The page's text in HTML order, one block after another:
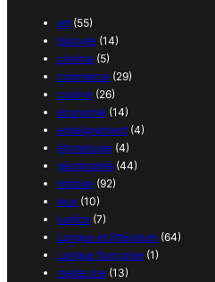
art (55)
biologie (14)
cinéma (5)
commerce (29)
cuisine (26)
économie (14)
enseignement (4)
étymologie (4)
géographie (44)
histoire (92)
jeux (10)
justice (7)
Langue et littérature (64)
Langue française (1)
médecine (13)